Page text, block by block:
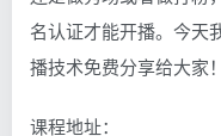
名认证才能开播。今天
播技术免费分享给大家！
课程地址：